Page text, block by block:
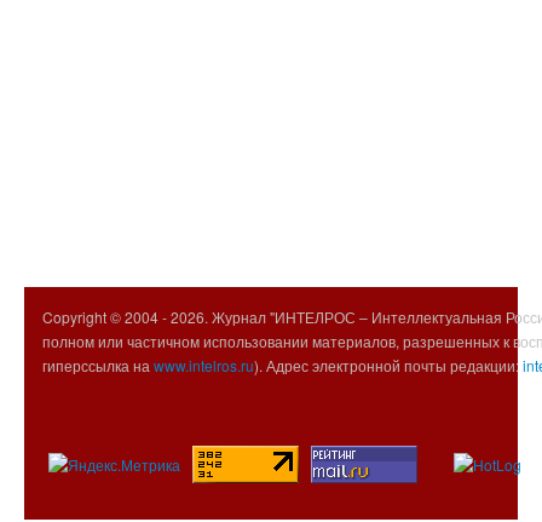
Copyright © 2004 -2026. Журнал "ИНТЕЛРОС – Интеллектуальная
полном или частичном использовании материалов, разрешенных к
гиперссылка на www.intelros.ru). Адрес электронной почты редакции: